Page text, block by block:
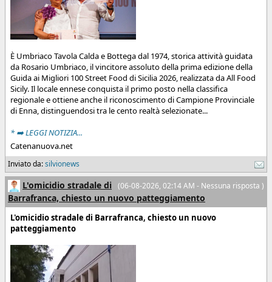
È Umbriaco Tavola Calda e Bottega dal 1974, storica attività guidata
da Rosario Umbriaco, il vincitore assoluto della prima edizione della
Guida ai Migliori 100 Street Food di Sicilia 2026, realizzata da All Food
Sicily. Il locale ennese conquista il primo posto nella classifica
regionale e ottiene anche il riconoscimento di Campione Provinciale
di Enna, distinguendosi tra le cento realtà selezionate...
* ➡️ LEGGI NOTIZIA...
Catenanuova.net
Inviato da:silvionews
(06-08-2026, 02:14 AM - Nessuna risposta )
L'omicidio stradale di
Barrafranca, chiesto un nuovo patteggiamento
L'omicidio stradale di Barrafranca, chiesto un nuovo
patteggiamento